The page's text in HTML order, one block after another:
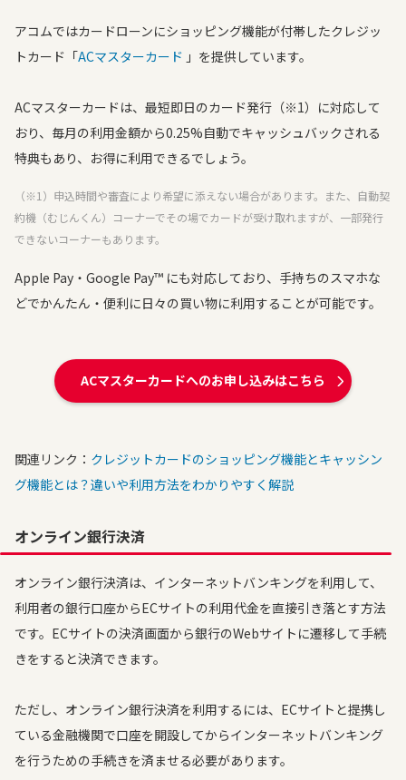
アコムではカードローンにショッピング機能が付帯したクレジッ
トカード「ACマスターカード 」を提供しています。
ACマスターカードは、最短即日のカード発行（※1）に対応して
おり、毎月の利用金額から0.25%自動でキャッシュバックされる
特典もあり、お得に利用できるでしょう。
（※1）申込時間や審査により希望に添えない場合があります。また、自動契
約機（むじんくん）コーナーでその場でカードが受け取れますが、一部発行
できないコーナーもあります。
Apple Pay・Google Pay™ にも対応しており、手持ちのスマホな
どでかんたん・便利に日々の買い物に利用することが可能です。
ACマスターカードへのお申し込みはこちら
関連リンク： クレジットカードのショッピング機能とキャッシン
グ機能とは？違いや利用方法をわかりやすく解説
オンライン銀行決済
オンライン銀行決済は、インターネットバンキングを利用して、
利用者の銀行口座からECサイトの利用代金を直接引き落とす方法
です。ECサイトの決済画面から銀行のWebサイトに遷移して手続
きをすると決済できます。
ただし、オンライン銀行決済を利用するには、ECサイトと提携し
ている金融機関で口座を開設してからインターネットバンキング
を行うための手続きを済ませる必要があります。